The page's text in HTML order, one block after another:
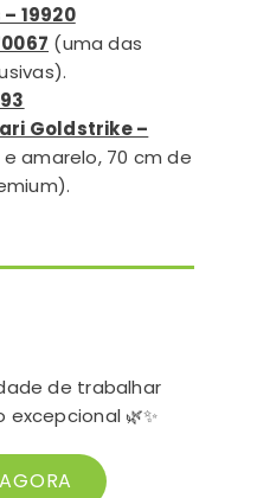
19920
(uma das
Goldstrike –
amarelo, 70 cm de
de trabalhar
🌿✨